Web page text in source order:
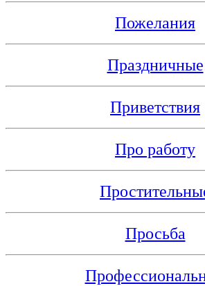
Пожелания
Праздничные
Приветствия
Про работу
Просьба